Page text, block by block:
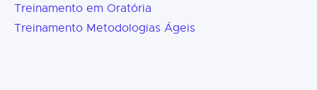
Treinamento em Oratória
Treinamento Metodologias Ágeis